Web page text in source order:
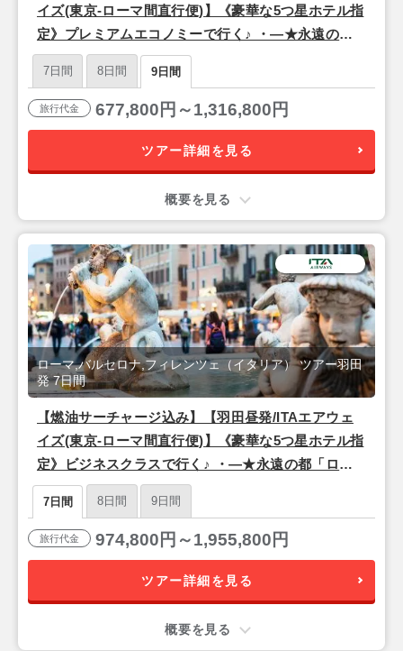
イズ(東京-ローマ間直行便)】《豪華な5つ星ホテル指
定》プレミアムエコノミーで行く♪ ・―★永遠の都
「ローマ」×ルネサンスの中心地「フィレンツェ」×
情熱の街「バルセロナ」★―・9日間
7日間 8日間 9日間
旅行代金 677,800円～1,316,800円
ツアー詳細を見る
概要を見る
【燃油サーチャージ込み】【羽田昼発/ITAエアウェ
イズ(東京-ローマ間直行便)】《豪華な5つ星ホテル指
定》ビジネスクラスで行く♪ ・―★永遠の都「ロー
マ」×ルネサンスの中心地「フィレンツェ」×情熱の
街「バルセロナ」★―・7日間
ローマ,バルセロナ,フィレンツェ（イタリア） ツアー羽田
発 7日間
7日間 8日間 9日間
旅行代金 974,800円～1,955,800円
ツアー詳細を見る
概要を見る